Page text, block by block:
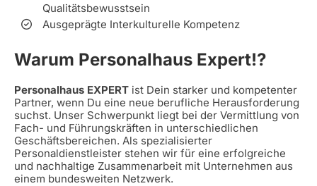
Qualitätsbewusstsein
Ausgeprägte Interkulturelle Kompetenz
Warum Personalhaus Expert!?
Personalhaus EXPERT ist Dein starker und kompetenter
Partner, wenn Du eine neue berufliche Herausforderung
suchst. Unser Schwerpunkt liegt bei der Vermittlung von
Fach- und Führungskräften in unterschiedlichen
Geschäftsbereichen. Als spezialisierter
Personaldienstleister stehen wir für eine erfolgreiche
und nachhaltige Zusammenarbeit mit Unternehmen aus
einem bundesweiten Netzwerk.